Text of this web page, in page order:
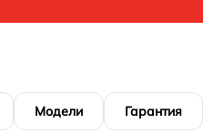
Модели Гарантия